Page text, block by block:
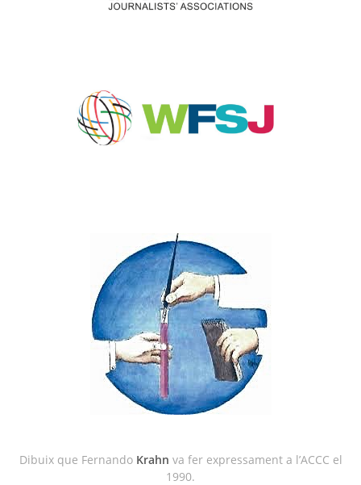
Dibuix que Fernando Krahn va fer expressament a l’ACCC el
1990.